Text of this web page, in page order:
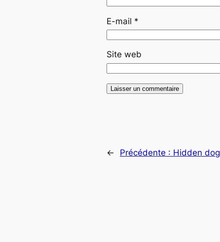
E-mail *
Site web
← Précédente : Hidden dog